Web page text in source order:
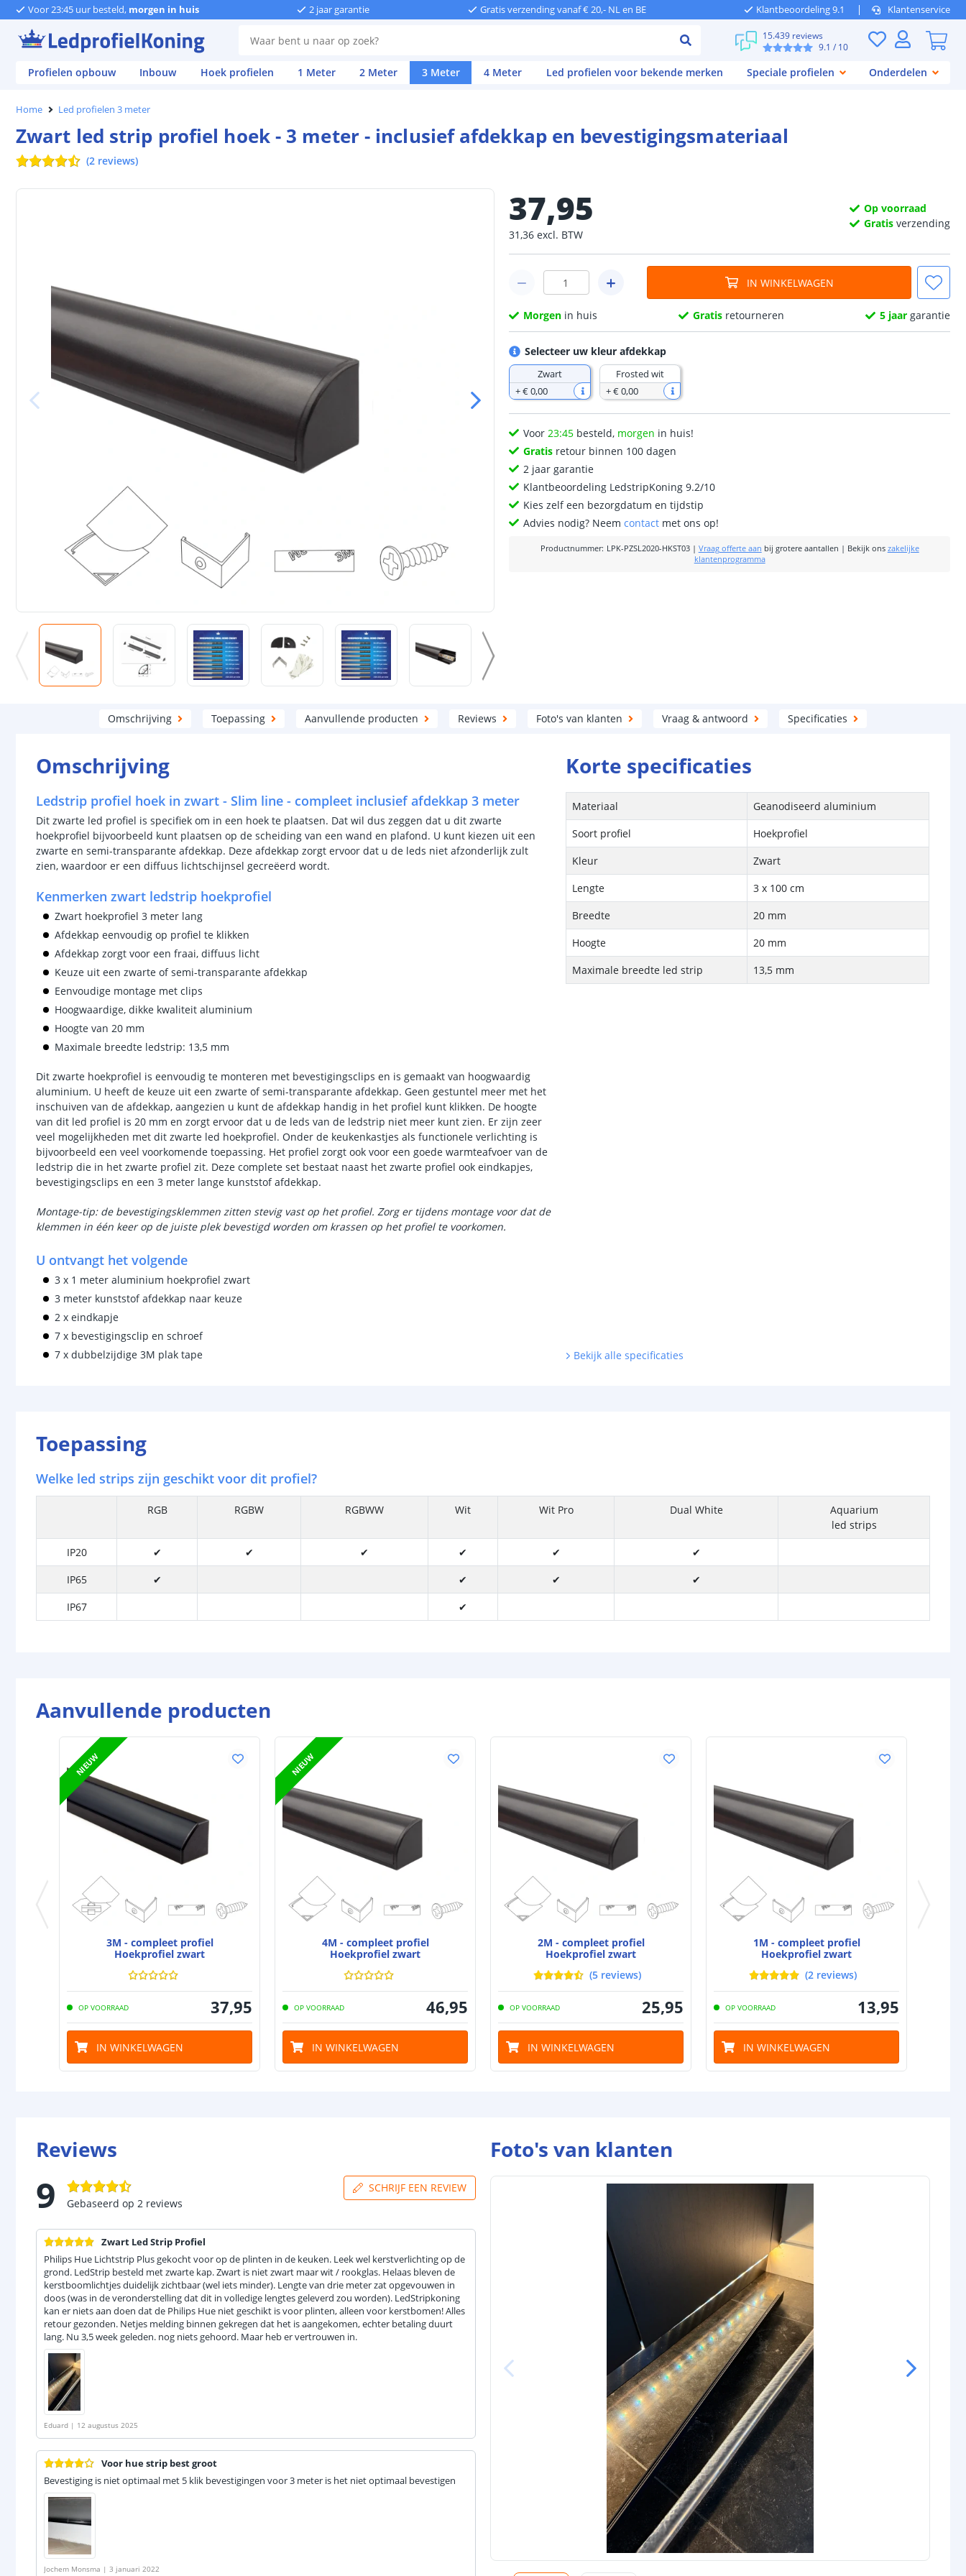
Voor 23:45 uur besteld, morgen in huis 2 jaar garantie Gratis verzending vanaf € 20,- NL en BE Klantbeoordeling 9.1 Klantenservice
15.439 reviews
9.1 / 10
Profielen opbouw Inbouw Hoek profielen 1 Meter 2 Meter 3 Meter 4 Meter Led profielen voor bekende merken Speciale profielen Onderdelen
Home Led profielen 3 meter
Zwart led strip profiel hoek - 3 meter - inclusief afdekkap en bevestigingsmateriaal
(2 reviews)
37,95
31,36 excl. BTW
Op voorraad
Gratis verzending
IN WINKELWAGEN
Morgen in huis Gratis retourneren 5 jaargarantie
Selecteer uw kleur afdekkap
Zwart
+€ 0,00
Frosted wit
+€ 0,00
Voor23:45 besteld, morgen in huis!
Gratis retour binnen 100 dagen
2 jaar garantie
Klantbeoordeling LedstripKoning 9.2/10
Kies zelf een bezorgdatum en tijdstip
Advies nodig? Neemcontact met ons op!
Productnummer: LPK-PZSL2020-HKST03| Vraag offerte aan bij grotere aantallen | Bekijk ons zakelijke
klantenprogramma
Omschrijving Toepassing Aanvullende producten Reviews Foto's van klanten Vraag & antwoord Specificaties
Omschrijving
Ledstrip profiel hoek in zwart - Slim line - compleet inclusief afdekkap 3 meter
Dit zwarte led profiel is specifiek om in een hoek te plaatsen. Dat wil dus zeggen dat u dit zwarte
hoekprofiel bijvoorbeeld kunt plaatsen op de scheiding van een wand en plafond. U kunt kiezen uit een
zwarte en semi-transparante afdekkap. Deze afdekkap zorgt ervoor dat u de leds niet afzonderlijk zult
zien, waardoor er een diffuus lichtschijnsel gecreëerd wordt.
Kenmerken zwart ledstrip hoekprofiel
Zwart hoekprofiel 3 meter lang
Afdekkap eenvoudig op profiel te klikken
Afdekkap zorgt voor een fraai, diffuus licht
Keuze uit een zwarte of semi-transparante afdekkap
Eenvoudige montage met clips
Hoogwaardige, dikke kwaliteit aluminium
Hoogte van 20 mm
Maximale breedte ledstrip: 13,5 mm
Dit zwarte hoekprofiel is eenvoudig te monteren met bevestigingsclips en is gemaakt van hoogwaardig
aluminium. U heeft de keuze uit een zwarte of semi-transparante afdekkap. Geen gestuntel meer met het
inschuiven van de afdekkap, aangezien u kunt de afdekkap handig in het profiel kunt klikken. De hoogte
van dit led profiel is 20 mm en zorgt ervoor dat u de leds van de ledstrip niet meer kunt zien. Er zijn zeer
veel mogelijkheden met dit zwarte led hoekprofiel. Onder de keukenkastjes als functionele verlichting is
bijvoorbeeld een veel voorkomende toepassing. Het profiel zorgt ook voor een goede warmteafvoer van de
ledstrip die in het zwarte profiel zit. Deze complete set bestaat naast het zwarte profiel ook eindkapjes,
bevestigingsclips en een 3 meter lange kunststof afdekkap.
Montage-tip: de bevestigingsklemmen zitten stevig vast op het profiel. Zorg er tijdens montage voor dat de
klemmen in één keer op de juiste plek bevestigd worden om krassen op het profiel te voorkomen.
U ontvangt het volgende
3 x 1 meter aluminium hoekprofiel zwart
3 meter kunststof afdekkap naar keuze
2 x eindkapje
7 x bevestigingsclip en schroef
7 x dubbelzijdige 3M plak tape
Korte specificaties
Materiaal
Geanodiseerd aluminium
Soort profiel
Hoekprofiel
Kleur
Zwart
Lengte
3 x 100 cm
Breedte
20 mm
Hoogte
20 mm
Maximale breedte led strip
13,5 mm
Bekijk alle specificaties
Toepassing
Welke led strips zijn geschikt voor dit profiel?
RGB RGBW RGBWW Wit Wit Pro Dual White
Aquarium
led strips
IP20
✔ ✔ ✔ ✔ ✔
✔
IP65
✔ ✔ ✔
✔
IP67
✔
Aanvullende producten
NIEUW
3M - compleet profiel
Hoekprofiel zwart
OP VOORRAAD 37,95
IN WINKELWAGEN
NIEUW
4M - compleet profiel
Hoekprofiel zwart
OP VOORRAAD 46,95
IN WINKELWAGEN
2M - compleet profiel
Hoekprofiel zwart
(5 reviews)
OP VOORRAAD 25,95
IN WINKELWAGEN
1M - compleet profiel
Hoekprofiel zwart
(2 reviews)
OP VOORRAAD 13,95
IN WINKELWAGEN
Reviews
9 Gebaseerd op 2 reviews
SCHRIJF EEN REVIEW
Zwart Led Strip Profiel
Philips Hue Lichtstrip Plus gekocht voor op de plinten in de keuken. Leek wel kerstverlichting op de
grond. LedStrip besteld met zwarte kap. Zwart is niet zwart maar wit / rookglas. Helaas bleven de
kerstboomlichtjes duidelijk zichtbaar (wel iets minder). Lengte van drie meter zat opgevouwen in
doos (was in de veronderstelling dat dit in volledige lengtes geleverd zou worden). LedStripkoning
kan er niets aan doen dat de Philips Hue niet geschikt is voor plinten, alleen voor kerstbomen! Alles
retour gezonden. Netjes melding binnen gekregen dat het is aangekomen, echter betaling duurt
lang. Nu 3,5 week geleden. nog niets gehoord. Maar heb er vertrouwen in.
Eduard | 12 augustus 2025
Voor hue strip best groot
Bevestiging is niet optimaal met 5 klik bevestigingen voor 3 meter is het niet optimaal bevestigen
Jochem Monsma | 3 januari 2022
Foto's van klanten